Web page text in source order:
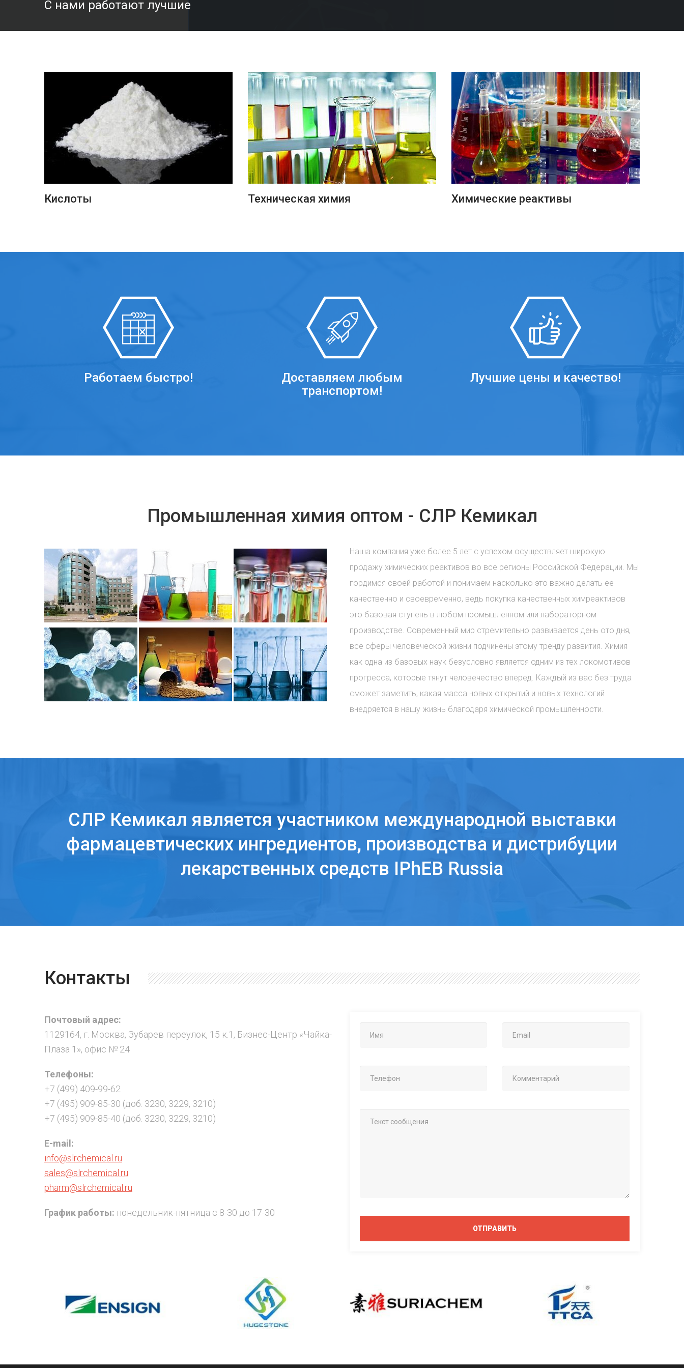
С нами работают лучшие
ПОДРОБНЕЕ
Кислоты
ПОДРОБНЕЕ
Техническая химия
ПОДРОБНЕЕ
Химические реактивы
Работаем быстро!
Доставляем любым
транспортом!
Лучшие цены и качество!
Промышленная химия оптом - СЛР Кемикал
Наша компания уже более 5 лет с успехом осуществляет широкую
продажу химических реактивов во все регионы Российской Федерации. Мы
гордимся своей работой и понимаем насколько это важно делать ее
качественно и своевременно, ведь покупка качественных химреактивов
это базовая ступень в любом промышленном или лабораторном
производстве. Современный мир стремительно развивается день ото дня,
все сферы человеческой жизни подчинены этому тренду развития. Химия
как одна из базовых наук безусловно является одним из тех локомотивов
прогресса, которые тянут человечество вперед. Каждый из вас без труда
сможет заметить, какая масса новых открытий и новых технологий
внедряется в нашу жизнь благодаря химической промышленности.
СЛР Кемикал является участником международной выставки
фармацевтических ингредиентов, производства и дистрибуции
лекарственных средств IPhEB Russia
Контакты
Почтовый адрес:
1129164, г. Москва, Зубарев переулок, 15 к.1, Бизнес-Центр «Чайка-
Плаза 1», офис № 24
Телефоны:
+7 (499) 409-99-62
+7 (495) 909-85-30 (доб. 3230, 3229, 3210)
+7 (495) 909-85-40 (доб. 3230, 3229, 3210)
E-mail:
info@slrchemical.ru
sales@slrchemical.ru
pharm@slrchemical.ru
График работы: понедельник-пятница с 8-30 до 17-30
ОТПРАВИТЬ